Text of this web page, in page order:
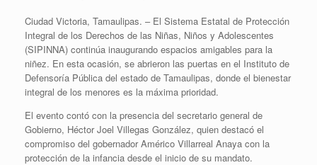
Ciudad Victoria, Tamaulipas. – El Sistema Estatal de Protección
Integral de los Derechos de las Niñas, Niños y Adolescentes
(SIPINNA) continúa inaugurando espacios amigables para la
niñez. En esta ocasión, se abrieron las puertas en el Instituto de
Defensoría Pública del estado de Tamaulipas, donde el bienestar
integral de los menores es la máxima prioridad.
El evento contó con la presencia del secretario general de
Gobierno, Héctor Joel Villegas González, quien destacó el
compromiso del gobernador Américo Villarreal Anaya con la
protección de la infancia desde el inicio de su mandato.